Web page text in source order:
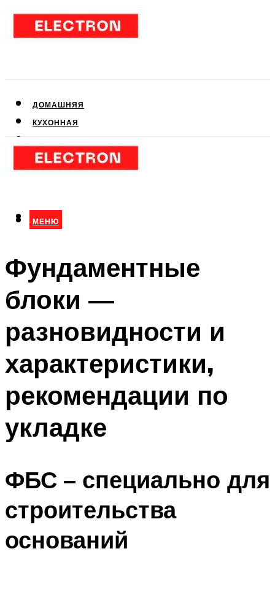
ДОМАШНЯЯ
КУХОННАЯ
КЛИМАТИЧЕСКАЯ
МЕНЮ
МЕНЮ
Фундаментные
блоки —
разновидности и
характеристики,
рекомендации по
укладке
ФБС – специально для
строительства
оснований